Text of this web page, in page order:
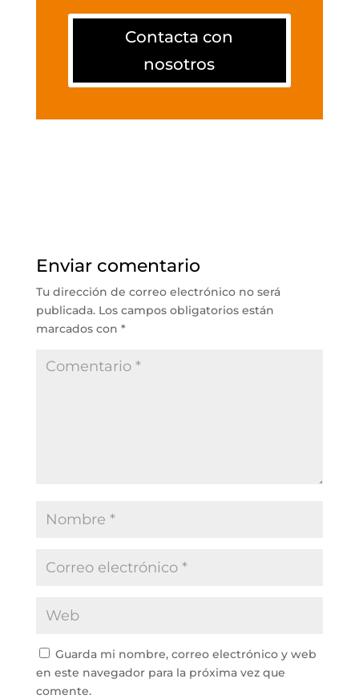
Contacta con
nosotros
Enviar comentario
Tu dirección de correo electrónico no será
publicada. Los campos obligatorios están
marcados con *
Guarda mi nombre, correo electrónico y web
en este navegador para la próxima vez que
comente.